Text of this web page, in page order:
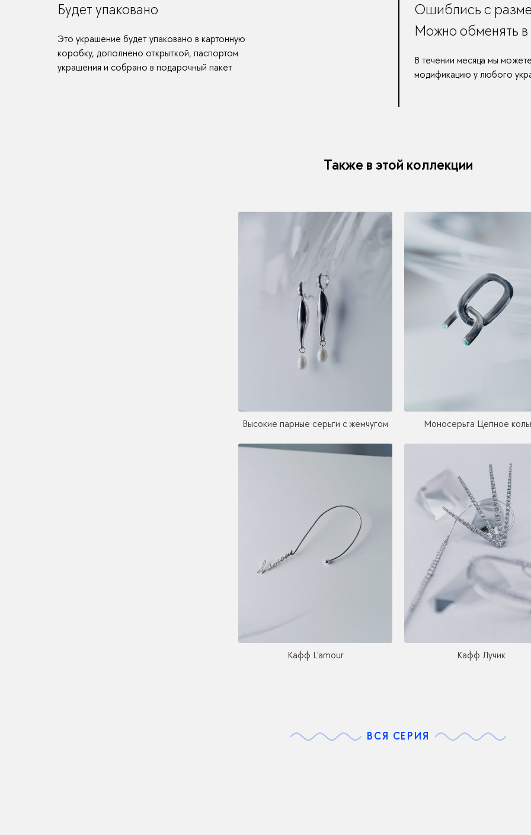
Будет упаковано
Это украшение будет упаковано в картонную
коробку, дополнено открыткой, паспортом
украшения и собрано в подарочный пакет
Ошиблись с
Можно обменять в
В течении месяца мы
модификацию у любого
Также в этой коллекции
Высокие парные серьги с жемчугом Моносерьга Цепное
Кафф L’amour Кафф Лучик
ВСЯ СЕРИЯ